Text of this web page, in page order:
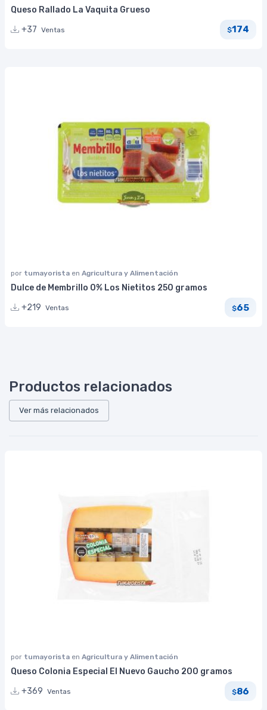
Queso Rallado La Vaquita Grueso
+37 Ventas $174
por tumayorista en Agricultura y Alimentación
Dulce de Membrillo 0% Los Nietitos 250 gramos
+219 Ventas $65
Productos relacionados
Ver más relacionados
por tumayorista en Agricultura y Alimentación
Queso Colonia Especial El Nuevo Gaucho 200 gramos
+369 Ventas $86